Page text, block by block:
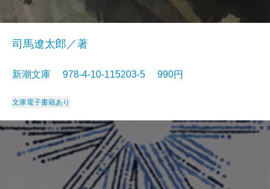
司馬遼太郎／著
新潮文庫 978-4-10-115203-5 990円
文庫電子書籍あり